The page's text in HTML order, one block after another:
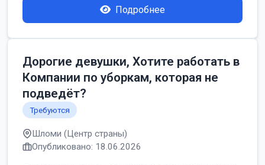
Подробнее
Дорогие девушки, Хотите работать в
Компании по уборкам, которая не
подведёт?
Требуются
Шломи (Центр страны)
Опубликовано: 18.06.2026